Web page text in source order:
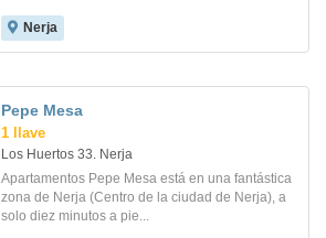
Nerja
Pepe Mesa
1 llave
Los Huertos 33. Nerja
Apartamentos Pepe Mesa está en una fantástica
zona de Nerja (Centro de la ciudad de Nerja), a
solo diez minutos a pie...